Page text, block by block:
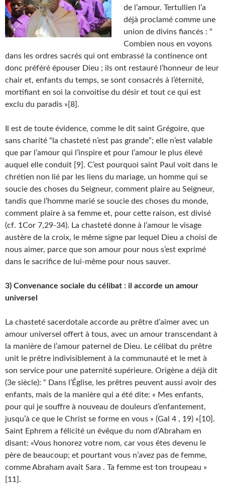
de l’amour. Tertullien l’a
déjà proclamé comme une
union de divins fiancés : “
Combien nous en voyons
dans les ordres sacrés qui ont embrassé la continence ont
donc préféré épouser Dieu ; ils ont restauré l’honneur de leur
chair et, enfants du temps, se sont consacrés à l’éternité,
mortifiant en soi la convoitise du désir et tout ce qui est
exclu du paradis »[8].
Il est de toute évidence, comme le dit saint Grégoire, que
sans charité “la chasteté n’est pas grande”; elle n’est valable
que par l’amour qui l’inspire et pour l’amour le plus élevé
auquel elle conduit [9]. C’est pourquoi saint Paul voit dans le
chrétien non lié par les liens du mariage, un homme qui se
soucie des choses du Seigneur, comment plaire au Seigneur,
tandis que l’homme marié se soucie des choses du monde,
comment plaire à sa femme et, pour cette raison, est divisé
(cf. 1Cor 7,29-34). La chasteté donne à l’amour le visage
austère de la croix, le même signe par lequel Dieu a choisi de
nous aimer, parce que son amour pour nous s’est exprimé
dans le sacrifice de lui-même pour nous sauver.
3) Convenance sociale du célibat : il accorde un amour
universel
La chasteté sacerdotale accorde au prêtre d’aimer avec un
amour universel offert à tous, avec un amour transcendant à
la manière de l’amour paternel de Dieu. Le célibat du prêtre
unit le prêtre indivisiblement à la communauté et le met à
son service pour une paternité supérieure. Origène a déjà dit
(3e siècle): “ Dans l’Église, les prêtres peuvent aussi avoir des
enfants, mais de la manière qui a été dite: « Mes enfants,
pour qui je souffre à nouveau de douleurs d’enfantement,
jusqu’à ce que le Christ se forme en vous » (Gal 4 , 19) »[10].
Saint Ephrem a félicité un évêque du nom d’Abraham en
disant: «Vous honorez votre nom, car vous êtes devenu le
père de beaucoup; et pourtant vous n’avez pas de femme,
comme Abraham avait Sara . Ta femme est ton troupeau »
[11].